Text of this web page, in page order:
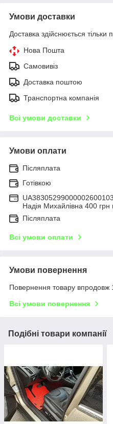
Умови доставки
Доставка здійснюється тільки
Нова Пошта
Самовивіз
Доставка поштою
Транспортна компанія
Всі умови доставки
Умови оплати
Післяплата
Готівкою
Надія Михайлівна 400 грн
Післяплата
Всі умови оплати
Умови повернення
Повернення товару впродовж
Всі умови повернення
Подібні товари компанії